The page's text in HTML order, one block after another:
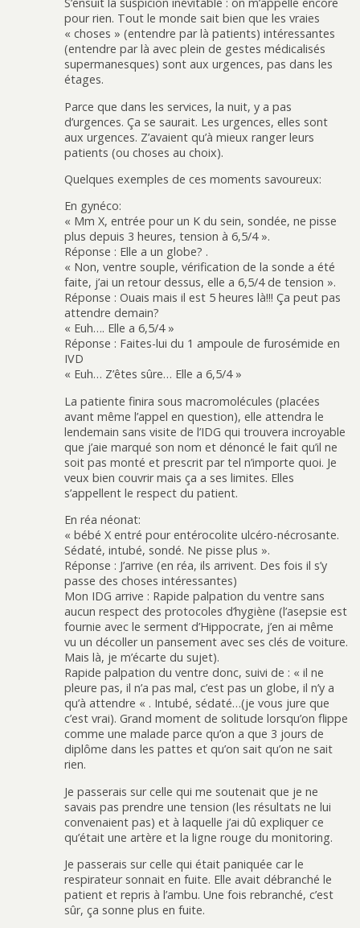
pour rien. Tout le monde sait bien que les vraies
« choses » (entendre par là patients) intéressantes
(entendre par là avec plein de gestes médicalisés
supermanesques) sont aux urgences, pas dans les
étages.
Parce que dans les services, la nuit, y a pas
d’urgences. Ça se saurait. Les urgences, elles sont
aux urgences. Z’avaient qu’à mieux ranger leurs
patients (ou choses au choix).
Quelques exemples de ces moments savoureux:
En gynéco:
« Mm X, entrée pour un K du sein, sondée, ne pisse
plus depuis 3 heures, tension à 6,5/4 ».
Réponse : Elle a un globe? .
« Non, ventre souple, vérification de la sonde a été
faite, j’ai un retour dessus, elle a 6,5/4 de tension ».
Réponse : Ouais mais il est 5 heures là!!! Ça peut pas
attendre demain?
« Euh…. Elle a 6,5/4 »
Réponse : Faites-lui du 1 ampoule de furosémide en
IVD
« Euh… Z’êtes sûre… Elle a 6,5/4 »
La patiente finira sous macromolécules (placées
avant même l’appel en question), elle attendra le
lendemain sans visite de l’IDG qui trouvera incroyable
que j’aie marqué son nom et dénoncé le fait qu’il ne
soit pas monté et prescrit par tel n’importe quoi. Je
veux bien couvrir mais ça a ses limites. Elles
s’appellent le respect du patient.
En réa néonat:
« bébé X entré pour entérocolite ulcéro-nécrosante.
Sédaté, intubé, sondé. Ne pisse plus ».
Réponse : J’arrive (en réa, ils arrivent. Des fois il s’y
passe des choses intéressantes)
Mon IDG arrive : Rapide palpation du ventre sans
aucun respect des protocoles d’hygiène (l’asepsie est
fournie avec le serment d’Hippocrate, j’en ai même
vu un décoller un pansement avec ses clés de voiture.
Mais là, je m’écarte du sujet).
Rapide palpation du ventre donc, suivi de : « il ne
pleure pas, il n’a pas mal, c’est pas un globe, il n’y a
qu’à attendre « . Intubé, sédaté…(je vous jure que
c’est vrai). Grand moment de solitude lorsqu’on flippe
comme une malade parce qu’on a que 3 jours de
diplôme dans les pattes et qu’on sait qu’on ne sait
rien.
Je passerais sur celle qui me soutenait que je ne
savais pas prendre une tension (les résultats ne lui
convenaient pas) et à laquelle j’ai dû expliquer ce
qu’était une artère et la ligne rouge du monitoring.
Je passerais sur celle qui était paniquée car le
respirateur sonnait en fuite. Elle avait débranché le
patient et repris à l’ambu. Une fois rebranché, c’est
sûr, ça sonne plus en fuite.